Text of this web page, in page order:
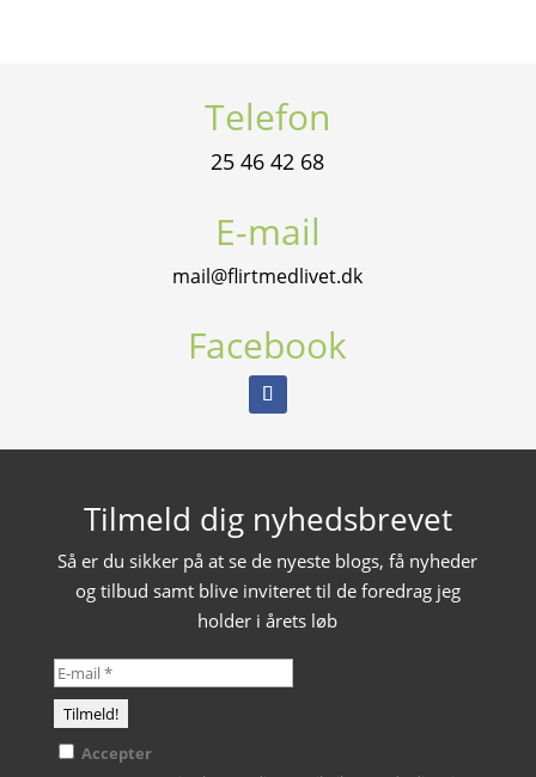
Telefon
25 46 42 68
E-mail
mail@flirtmedlivet.dk
Facebook
Tilmeld dig nyhedsbrevet
Så er du sikker på at se de nyeste blogs, få nyheder
og tilbud samt blive inviteret til de foredrag jeg
holder i årets løb
Accepter